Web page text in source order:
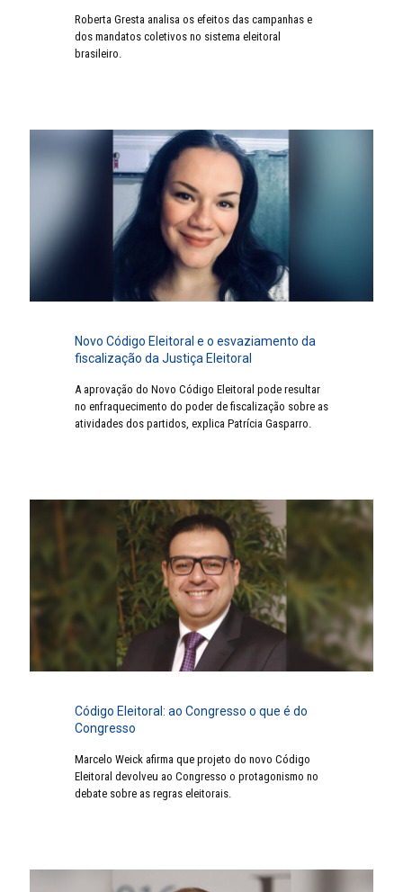
Roberta Gresta analisa os efeitos das campanhas e
dos mandatos coletivos no sistema eleitoral
brasileiro.
Novo Código Eleitoral e o esvaziamento da
fiscalização da Justiça Eleitoral
A aprovação do Novo Código Eleitoral pode resultar
no enfraquecimento do poder de fiscalização sobre as
atividades dos partidos, explica Patrícia Gasparro.
Código Eleitoral: ao Congresso o que é do
Congresso
Marcelo Weick afirma que projeto do novo Código
Eleitoral devolveu ao Congresso o protagonismo no
debate sobre as regras eleitorais.